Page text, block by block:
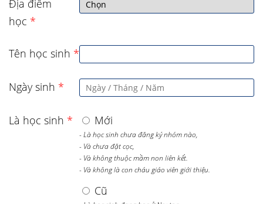
Địa điểm
học *
Tên học sinh *
Ngày sinh *
Là học sinh * Mới
- Là học sinh chưa đăng ký nhóm nào,
- Và chưa đặt cọc,
- Và không thuộc mầm non liên kết.
- Và không là con cháu giáo viên giới thiệu.
Cũ